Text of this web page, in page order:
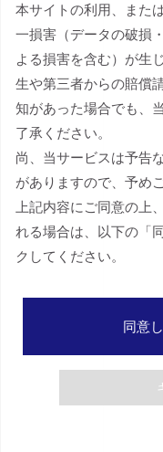
本サイトの利用、また
一損害（データの破損
よる損害を含む）が生
生や第三者からの賠償
知があった場合でも、
了承ください。
尚、当サービスは予告
がありますので、予め
上記内容にご同意の上
れる場合は、以下の「
クしてください。
同意